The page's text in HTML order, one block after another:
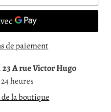
de paiement
23 A rue Victor Hugo
heures
la boutique